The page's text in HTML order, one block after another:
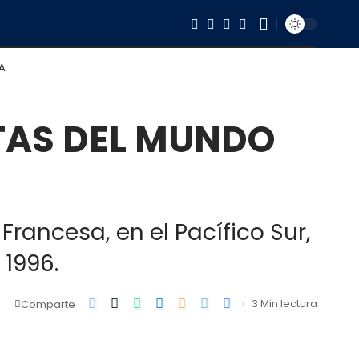
DEL MUNDO
en el Pacífico Sur,
Comparte 3 Min lectura